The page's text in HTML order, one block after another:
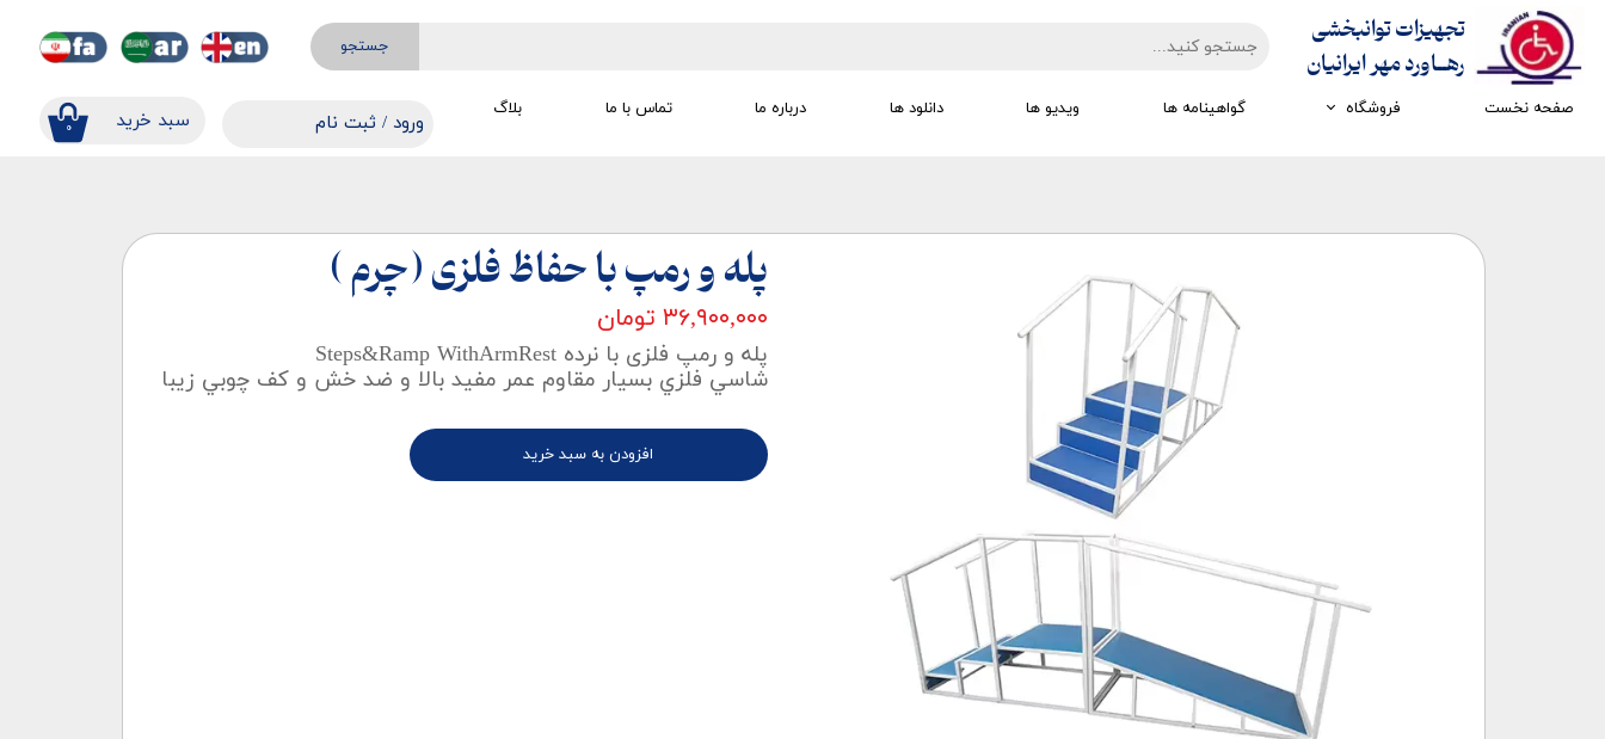
جستجو
۰ ​​سبد خرید ورود / ثبت نام
خروج از حساب کاربری
تجهیزات توانبخشی
​​​​​​​رهــاورد مهر ایرانیان
صفحه نخست فروشگاه
تجهیزات کار درمانی
تجهیزات مکانوتراپی تجهیزات الکترو تراپی
گواهینامه ها ویدیو ها دانلود ها درباره ما تماس با ما بلاگ
پله و رمپ با حفاظ فلزی (چرم )
۳۶,۹۰۰,۰۰۰ تومان
پله و رمپ فلزی با نرده Steps&Ramp WithArmRest
شاسي فلزي بسيار مقاوم عمر مفيد بالا و ضد خش و کف چوبي زيبا
افزودن به سبد خرید